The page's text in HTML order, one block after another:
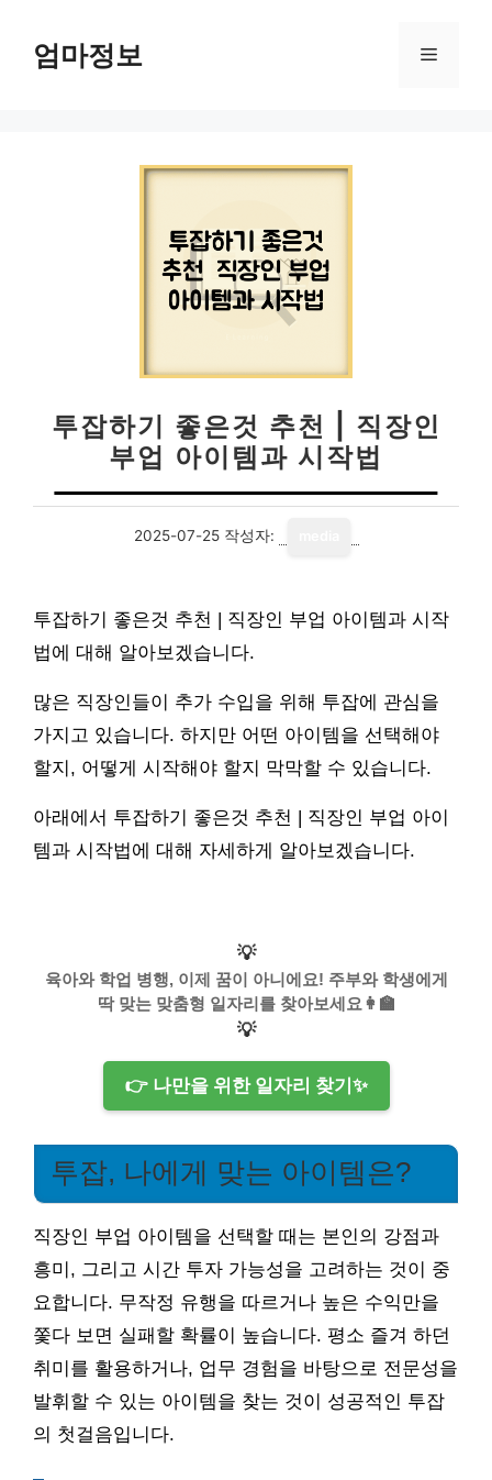
엄마정보 메
투잡하기 좋은것 추천 | 직장인
부업 아이템과 시작법
2025-07-25 작성자:
투잡하기 좋은것 추천 | 직장인 부업 아이템과 시작
법에 대해 알아보겠습니다.
많은 직장인들이 추가 수입을 위해 투잡에 관심을
가지고 있습니다. 하지만 어떤 아이템을 선택해야
할지, 어떻게 시작해야 할지 막막할 수 있습니다.
아래에서 투잡하기 좋은것 추천 | 직장인 부업 아이
템과 시작법에 대해 자세하게 알아보겠습니다.
💡
육아와 학업 병행, 이제 꿈이 아니에요! 주부와 학생에게
딱 맞는 맞춤형 일자리를 찾아보세요👩‍🏫
💡
👉 나만을 위한 일자리 찾기✨
투잡, 나에게 맞는 아이템은?
직장인 부업 아이템을 선택할 때는 본인의 강점과
흥미, 그리고 시간 투자 가능성을 고려하는 것이 중
요합니다. 무작정 유행을 따르거나 높은 수익만을
쫓다 보면 실패할 확률이 높습니다. 평소 즐겨 하던
취미를 활용하거나, 업무 경험을 바탕으로 전문성을
발휘할 수 있는 아이템을 찾는 것이 성공적인 투잡
의 첫걸음입니다.